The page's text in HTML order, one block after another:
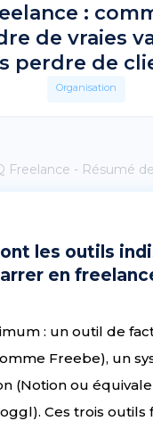
:
de vraies
perdre de
Organisation
Freelance - Résumé
les outils
en
: un outil de
Freebe), un
(Notion ou
Ces trois outils